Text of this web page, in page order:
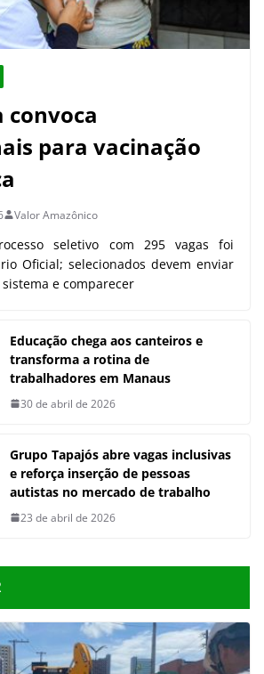
convoca
para vacinação
Valor Amazônico
seletivo com 295 vagas foi
Oficial; selecionados devem enviar
e comparecer
Educação chega aos canteiros e
transforma a rotina de
trabalhadores em Manaus
30 de abril de 2026
Grupo Tapajós abre vagas inclusivas
e reforça inserção de pessoas
autistas no mercado de trabalho
23 de abril de 2026